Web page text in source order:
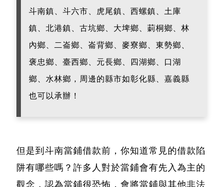
斗南鎮、斗六市、虎尾鎮、西螺鎮、土庫
鎮、北港鎮、古坑鄉、大埤鄉、莿桐鄉、林
內鄉、二崙鄉、崙背鄉、麥寮鄉、東勢鄉、
褒忠鄉、臺西鄉、元長鄉、四湖鄉、口湖
鄉、水林鄉，周邊的縣市如彰化縣、嘉義縣
也可以承辦！
但是到斗南當鋪借款前，你知道常見的借款陷
阱有哪些嗎？許多人對於當鋪會有先入為主的
觀念，認為當鋪很恐怖，會將當鋪與其他非法